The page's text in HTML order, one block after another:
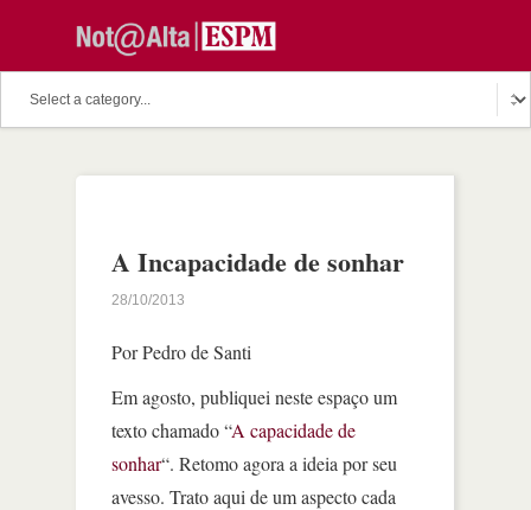
A Incapacidade de sonhar
28/10/2013
Por Pedro de Santi
Em agosto, publiquei neste espaço um
texto chamado “A capacidade de
sonhar“. Retomo agora a ideia por seu
avesso. Trato aqui de um aspecto cada